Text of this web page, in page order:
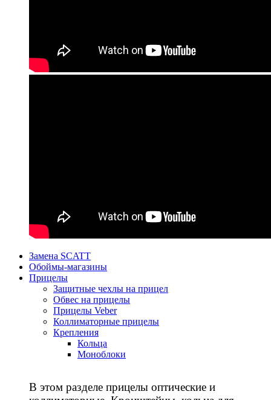
Замена SCATT
Обоймы-магазины
Прицелы
Защитные чехлы на прицел
Обвес на прицелы
Прицелы Veber
Коллиматорные прицелы
Крепления
Кольца
Моноблоки
В этом разделе прицелы оптические и